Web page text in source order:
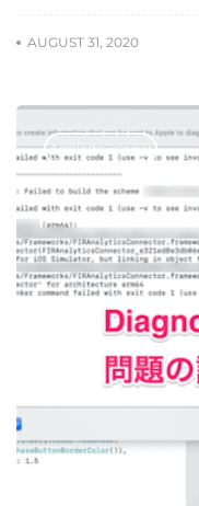
AUGUST 31, 2020
Appledeveloper